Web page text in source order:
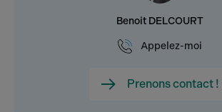
Benoit DELCOURT
Appelez-moi
Prenons contact !